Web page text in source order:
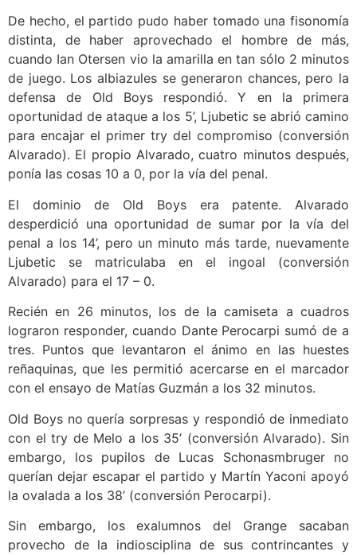
De hecho, el partido pudo haber tomado una fisonomía
distinta, de haber aprovechado el hombre de más,
cuando Ian Otersen vio la amarilla en tan sólo 2 minutos
de juego. Los albiazules se generaron chances, pero la
defensa de Old Boys respondió. Y en la primera
oportunidad de ataque a los 5’, Ljubetic se abrió camino
para encajar el primer try del compromiso (conversión
Alvarado). El propio Alvarado, cuatro minutos después,
ponía las cosas 10 a 0, por la vía del penal.
El dominio de Old Boys era patente. Alvarado
desperdició una oportunidad de sumar por la vía del
penal a los 14’, pero un minuto más tarde, nuevamente
Ljubetic se matriculaba en el ingoal (conversión
Alvarado) para el 17 – 0.
Recién en 26 minutos, los de la camiseta a cuadros
lograron responder, cuando Dante Perocarpi sumó de a
tres. Puntos que levantaron el ánimo en las huestes
reñaquinas, que les permitió acercarse en el marcador
con el ensayo de Matías Guzmán a los 32 minutos.
Old Boys no quería sorpresas y respondió de inmediato
con el try de Melo a los 35’ (conversión Alvarado). Sin
embargo, los pupilos de Lucas Schonasmbruger no
querían dejar escapar el partido y Martín Yaconi apoyó
la ovalada a los 38’ (conversión Perocarpi).
Sin embargo, los exalumnos del Grange sacaban
provecho de la indiosciplina de sus contrincantes y